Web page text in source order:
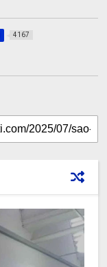
4167